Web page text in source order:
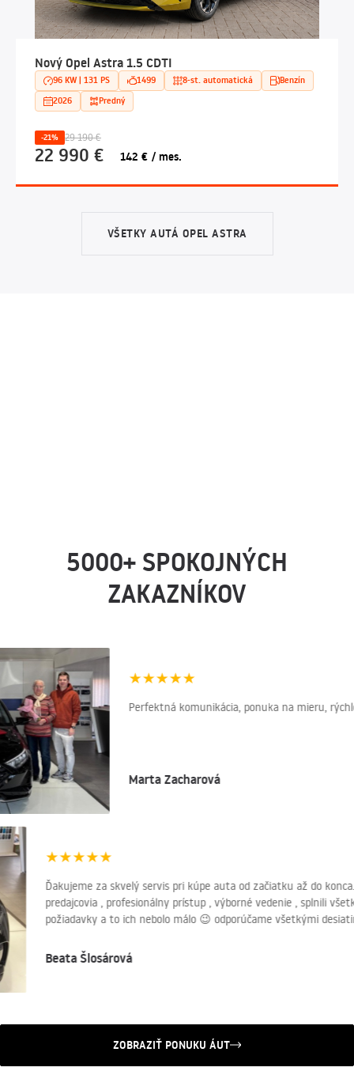
Nový Opel Astra 1.5 CDTI
96 KW | 131 PS 1499 8-st. automatická
Benzín
2026
Predný
-21% 29 190 €
22 990 € 142 € / mes.
VŠETKY AUTÁ OPEL ASTRA
5000+ SPOKOJNÝCH
ZAKAZNÍKOV
★★★★★
Perfektná komunikácia, ponuka na mieru,
Marta Zacharová
★★★★★
Ďakujeme za skvelý servis pri kúpe auta od začiatku až do
predajcovia , profesionálny prístup , výborné vedenie , splnili
požiadavky a to ich nebolo málo 😉 odporúčame všetkými
Beata Šlosárová
ZOBRAZIŤ PONUKU ÁUT